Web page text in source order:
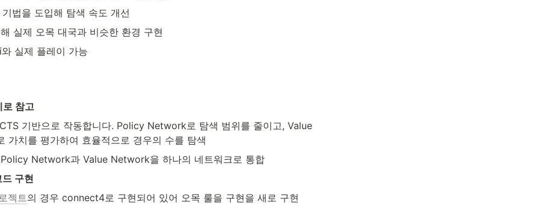
법을 도입해 탐색 속도 개선
실제 오목 대국과 비슷한 환경 구현
실제 플레이 가능
로 참고
기반으로 작동합니다. Policy Network로 탐색 범위를 줄이고, Value
가치를 평가하여 효율적으로 경우의 수를 탐색
Network과 Value Network을 하나의 네트워크로 통합
구현
젝트의 경우 connect4로 구현되어 있어 오목 룰을 구현을 새로 구현